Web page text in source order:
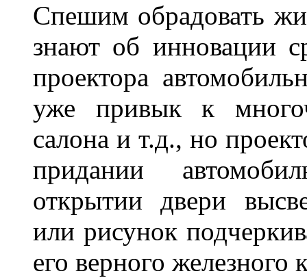
Спешим обрадовать
знают об инновации
проектора
уже привык к
салона и т.д., но
придании
открытии двери
или рисунок
его верного железного